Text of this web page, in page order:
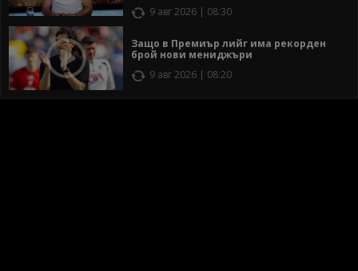
9 авг 2026 | 08:30
Защо в Премиър лийг има рекорден
брой нови мениджъри
9 авг 2026 | 08:20